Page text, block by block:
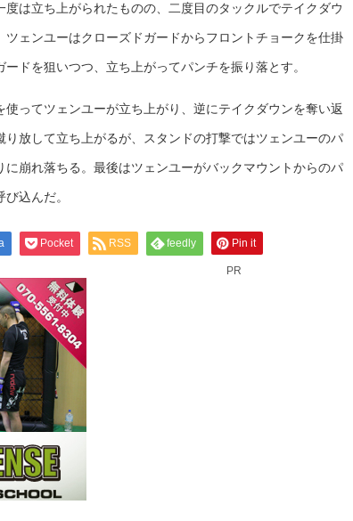
は立ち上がられたものの、二度目のタックルでテイクダウ
ツェンユーはクローズドガードからフロントチョークを仕掛
ドを狙いつつ、立ち上がってパンチを振り落とす。
使ってツェンユーが立ち上がり、逆にテイクダウンを奪い返
放して立ち上がるが、スタンドの打撃ではツェンユーのパ
に崩れ落ちる。最後はツェンユーがバックマウントからのパ
込んだ。
Pocket RSS feedly Pin it
PR